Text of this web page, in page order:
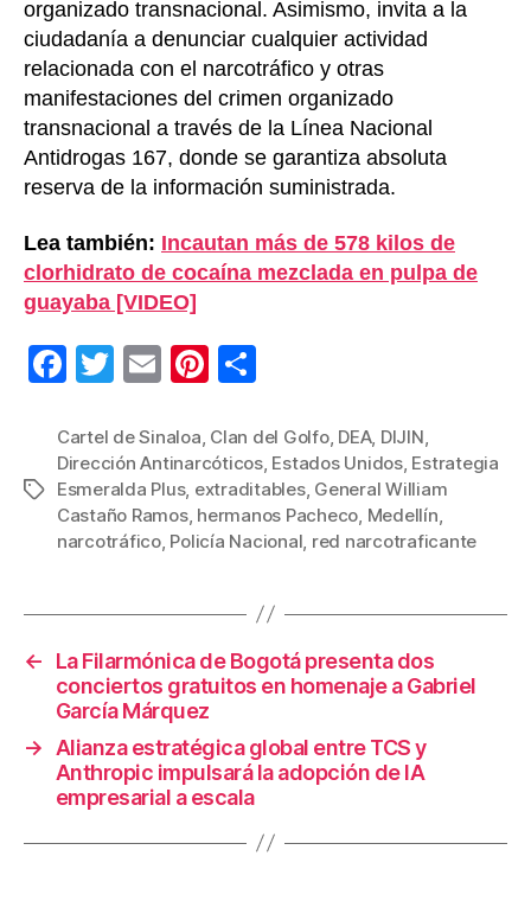
organizado transnacional. Asimismo, invita a la
ciudadanía a denunciar cualquier actividad
relacionada con el narcotráfico y otras
manifestaciones del crimen organizado
transnacional a través de la Línea Nacional
Antidrogas 167, donde se garantiza absoluta
reserva de la información suministrada.
Lea también: Incautan más de 578 kilos de
clorhidrato de cocaína mezclada en pulpa de
guayaba [VIDEO]
F
c
e
b
o
k
T
tt
er
E
ail
Pi
er
e
st
m
p
ar
tir
Etiquetas
Cartel de Sinaloa Clan del Golfo, DEA, DIJIN
Dirección Antinarcóticos, Estados Unidos, Estrategia
Esmeralda Plus, extraditables, General William
Castaño Ramos, hermanos Pacheco Medellín
narcotráfico, Policía Nacional red narcotraficante
←
La Filarmónica de Bogotá presenta dos
conciertos gratuitos en homenaje a Gabriel
García Márquez
→
Alianza estratégica global entre TCS y
Anthropic impulsará la adopción de IA
empresarial a escala